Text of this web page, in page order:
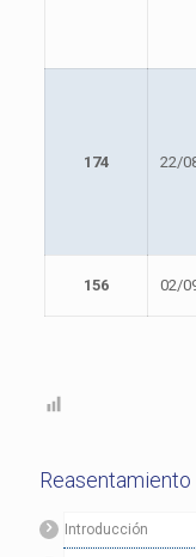
174 22/
156 02/
Reasentamiento
Introducción